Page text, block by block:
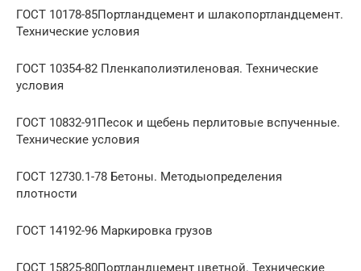
ГОСТ 10178-85Портландцемент и шлакопортландцемент.
Технические условия
ГОСТ 10354-82 Пленкаполиэтиленовая. Технические
условия
ГОСТ 10832-91Песок и щебень перлитовые вспученные.
Технические условия
ГОСТ 12730.1-78 Бетоны. Методыопределения
плотности
ГОСТ 14192-96 Маркировка грузов
ГОСТ 15825-80Портландцемент цветной. Технические